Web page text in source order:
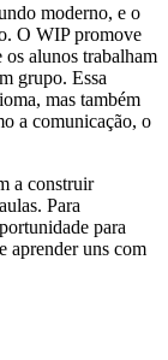
moderno, e o
O WIP promove
alunos trabalham
grupo. Essa
mas também
a comunicação, o
a construir
Para
para
aprender uns com